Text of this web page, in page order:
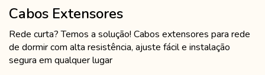
Cabos Extensores
Rede curta? Temos a solução! Cabos extensores para rede
de dormir com alta resistência, ajuste fácil e instalação
segura em qualquer lugar